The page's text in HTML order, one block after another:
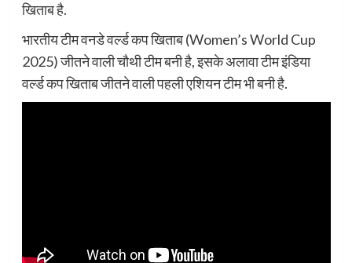
खिताब है.
भारतीय टीम वनडे वर्ल्ड कप खिताब (Women’s World Cup
2025) जीतने वाली चौथी टीम बनी है, इसके अलावा टीम इंडिया
वर्ल्ड कप खिताब जीतने वाली पहली एशियन टीम भी बनी है.